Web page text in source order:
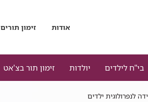
אודות זימון תורים
בי"ח לילדים יולדות זימון תור בצ'אט
לנפרולוגית ילדים